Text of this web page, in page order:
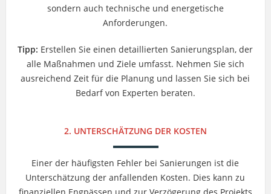
sondern auch technische und energetische
Anforderungen.
Tipp: Erstellen Sie einen detaillierten Sanierungsplan, der
alle Maßnahmen und Ziele umfasst. Nehmen Sie sich
ausreichend Zeit für die Planung und lassen Sie sich bei
Bedarf von Experten beraten.
2. UNTERSCHÄTZUNG DER KOSTEN
Einer der häufigsten Fehler bei Sanierungen ist die
Unterschätzung der anfallenden Kosten. Dies kann zu